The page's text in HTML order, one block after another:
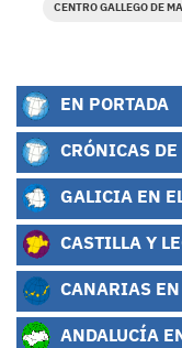
CENTRO GALLEGO DE
EN PORTADA
CRÓNICAS
GALICIA EN
CASTILLA Y
CANARIAS
ANDALUCÍA